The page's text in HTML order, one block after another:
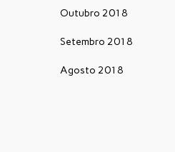
Outubro 2018
Setembro 2018
Agosto 2018